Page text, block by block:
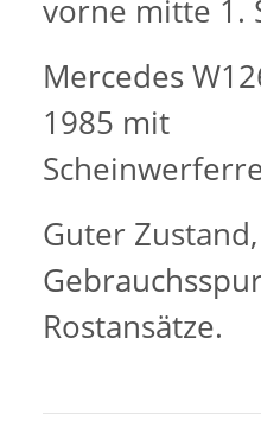
vorne mitte 1.
Mercedes
1985 mit
Guter
Rostansätze.